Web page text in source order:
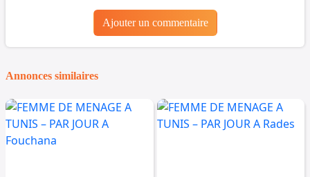
Ajouter un commentaire
Annonces similaires